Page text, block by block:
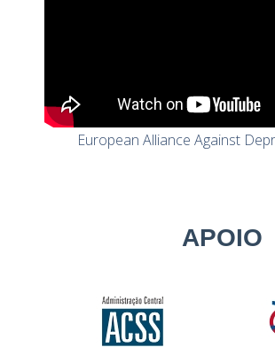
European Alliance Against
APOIO